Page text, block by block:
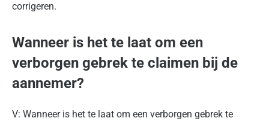
corrigeren.
Wanneer is het te laat om een
verborgen gebrek te claimen bij de
aannemer?
V: Wanneer is het te laat om een verborgen gebrek te